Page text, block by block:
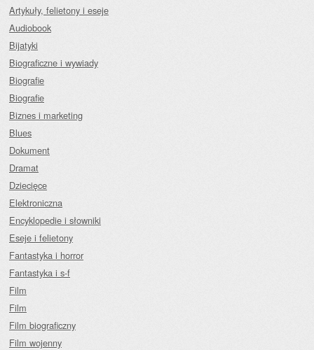
Artykuły, felietony i eseje
Audiobook
Bijatyki
Biograficzne i wywiady
Biografie
Biografie
Biznes i marketing
Blues
Dokument
Dramat
Dziecięce
Elektroniczna
Encyklopedie i słowniki
Eseje i felietony
Fantastyka i horror
Fantastyka i s-f
Film
Film
Film biograficzny
Film wojenny